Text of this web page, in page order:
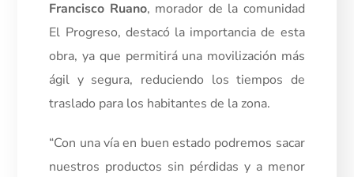
Francisco Ruano, morador de la comunidad
El Progreso, destacó la importancia de esta
obra, ya que permitirá una movilización más
ágil y segura, reduciendo los tiempos de
traslado para los habitantes de la zona.
“Con una vía en buen estado podremos sacar
nuestros productos sin pérdidas y a menor